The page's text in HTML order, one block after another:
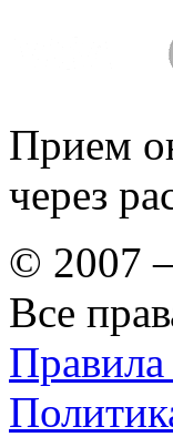
Прием
через
© 2007
Все
Правила